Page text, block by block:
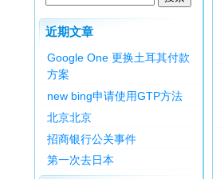
近期文章
Google One 更换土耳其付款
方案
new bing申请使用GTP方法
北京北京
招商银行公关事件
第一次去日本